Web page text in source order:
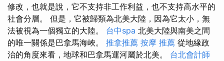
修改，也就是說，它不支持非工作利益，也不支持高水平的
社會分層。 但是，它被歸類為北美大陸，因為它太小，無
法被視為一個獨立的大陸。 台中spa 北美大陸與南美之間
的唯一關係是巴拿馬海峽。 推拿推薦 按摩 推薦 從地緣政
治的角度來看，地球和巴拿馬運河屬於北美。 台北會計師